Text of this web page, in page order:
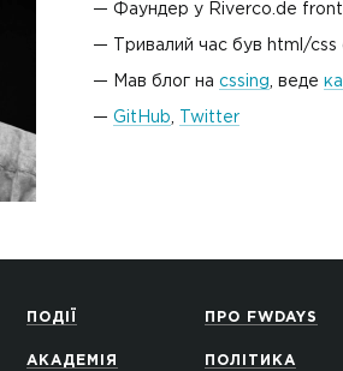
Фаундер у Riverco.de
Тривалий час був html/css
Мав блог на cssing , веде
GitHub Twitter
ПОДІЇ
АКАДЕМІЯ
ПРО FWDAYS
ПОЛІТИКА